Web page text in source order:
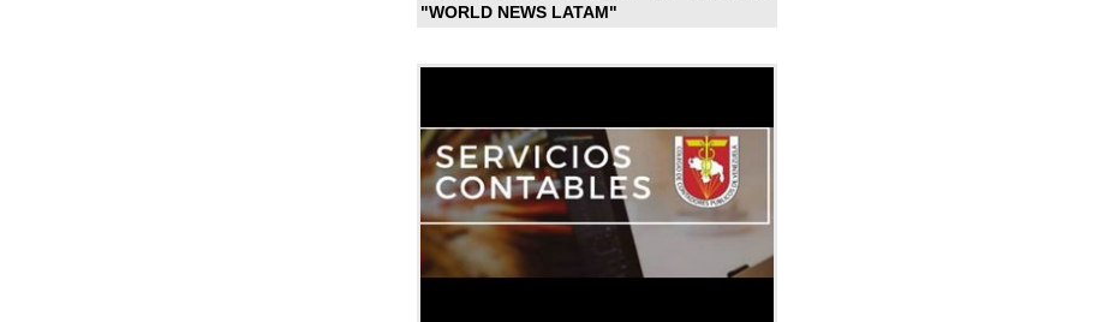
"WORLD NEWS LATAM"